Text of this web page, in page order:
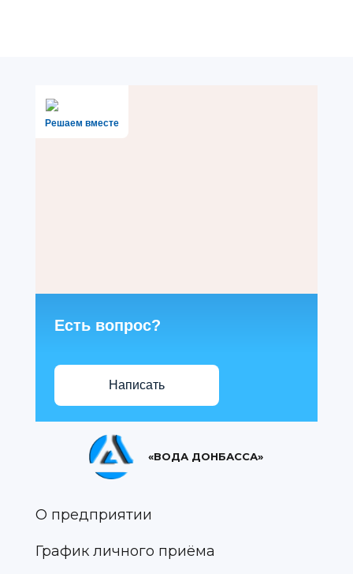
Решаем вместе
Есть вопрос?
Написать
«ВОДА ДОНБАССА»
О предприятии
График личного приёма